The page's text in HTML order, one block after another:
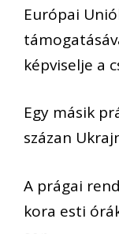
Európai
képviselje a
Egy másik
százan
A prágai
kora esti